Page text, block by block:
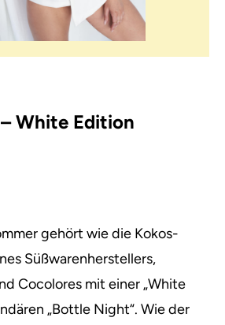
White Edition
gehört wie die Kokos-
Süßwarenherstellers,
Cocolores mit einer „White
„Bottle Night“. Wie der